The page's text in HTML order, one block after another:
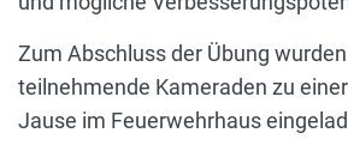
Zum Abschluss der Übung
teilnehmende Kameraden zu
Jause im Feuerwehrhaus